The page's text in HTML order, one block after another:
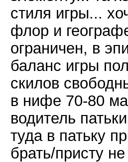
стиля игры...
флор и
ограничен, в
баланс игры
скилов
в нифе 70-80
водитель
туда в патьку
брать/присту